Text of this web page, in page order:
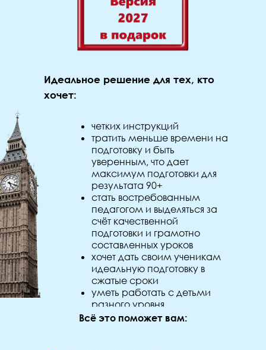
Идеальное решение для тех, кто
хочет:
четких инструкций
тратить меньше времени на
подготовку и быть
уверенным, что дает
максимум подготовки для
результата 90+
стать востребованным
педагогом и выделяться за
счёт качественной
подготовки и грамотно
составленных уроков
хочет дать своим ученикам
идеальную подготовку в
сжатые сроки
уметь работать с детьми
разного уровня
Всё это поможет вам: